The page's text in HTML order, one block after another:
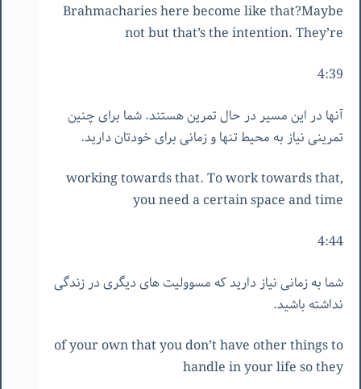
Brahmacharies here become like that?Maybe
not but that’s the intention. They’re
4:39
آنها در این مسیر در حال تمرین هستند. شما برای چنین
تمرینی نیاز به محیط تنها و زمانی برای خودتان دارید.
working towards that. To work towards that,
you need a certain space and time
4:44
شما به زمانی نیاز دارید که مسوولیت های دیگری در زندگی
نداشته باشید.
of your own that you don’t have other things to
handle in your life so they